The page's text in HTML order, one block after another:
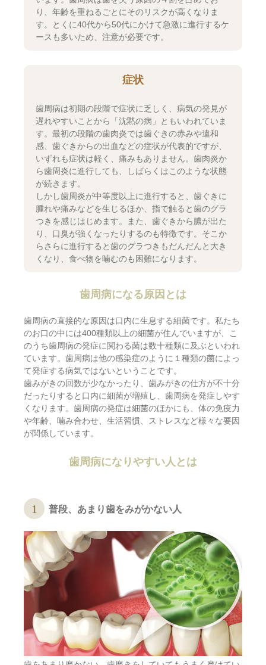
り、年齢を重ねるごとにそのリスクが高くなりま
す。とくに40代から50代にかけて急激に進行するケ
ースも多いため、注意が必要です。
症状
歯周病は初期の段階で症状に乏しく、病気の発見が
遅れやすいことから「沈黙の病」ともいわれていま
す。最初の段階の歯肉炎では歯ぐきの赤みや違和
感、歯ぐきからの出血などの症状が代表的ですが、
いずれも症状は軽く、痛みもありません。歯肉炎か
ら歯周炎に進行しても、しばらくはこのような状態
が続きます。
しかし歯周炎が中等度以上に進行すると、歯ぐきに
腫れや痛みなどを生じるほか、指で触ると歯のグラ
つきを感じはじめます。また、歯ぐきから膿が出た
り、口臭が強くなったりするのも特徴です。そこか
らさらに進行すると歯のグラつきもだんだんと大き
くなり、食べ物を噛むのも困難になります。
歯周病になる原因とは
歯周病の直接的な原因は口内に生息する細菌です。私たち
のお口の中には400種類以上の細菌が住んでいますが、こ
のうち歯周病の発症に関わる菌は数十種類に及ぶといわれ
ています。歯周病は他の感染症のように１種類の菌によっ
て発症する病気ではないということです。
歯みがきの回数が少なかったり、歯みがきの仕方が不十分
だったりすると口内に細菌が増殖し、歯周病を発症しやす
くなります。歯周病の発症は細菌のほかにも、体の免疫力
や年齢、噛み合わせ、生活習慣、ストレスなど様々な要因
が関係しています。
歯周病になりやすい人とは
普段、あまり歯をみがかない人